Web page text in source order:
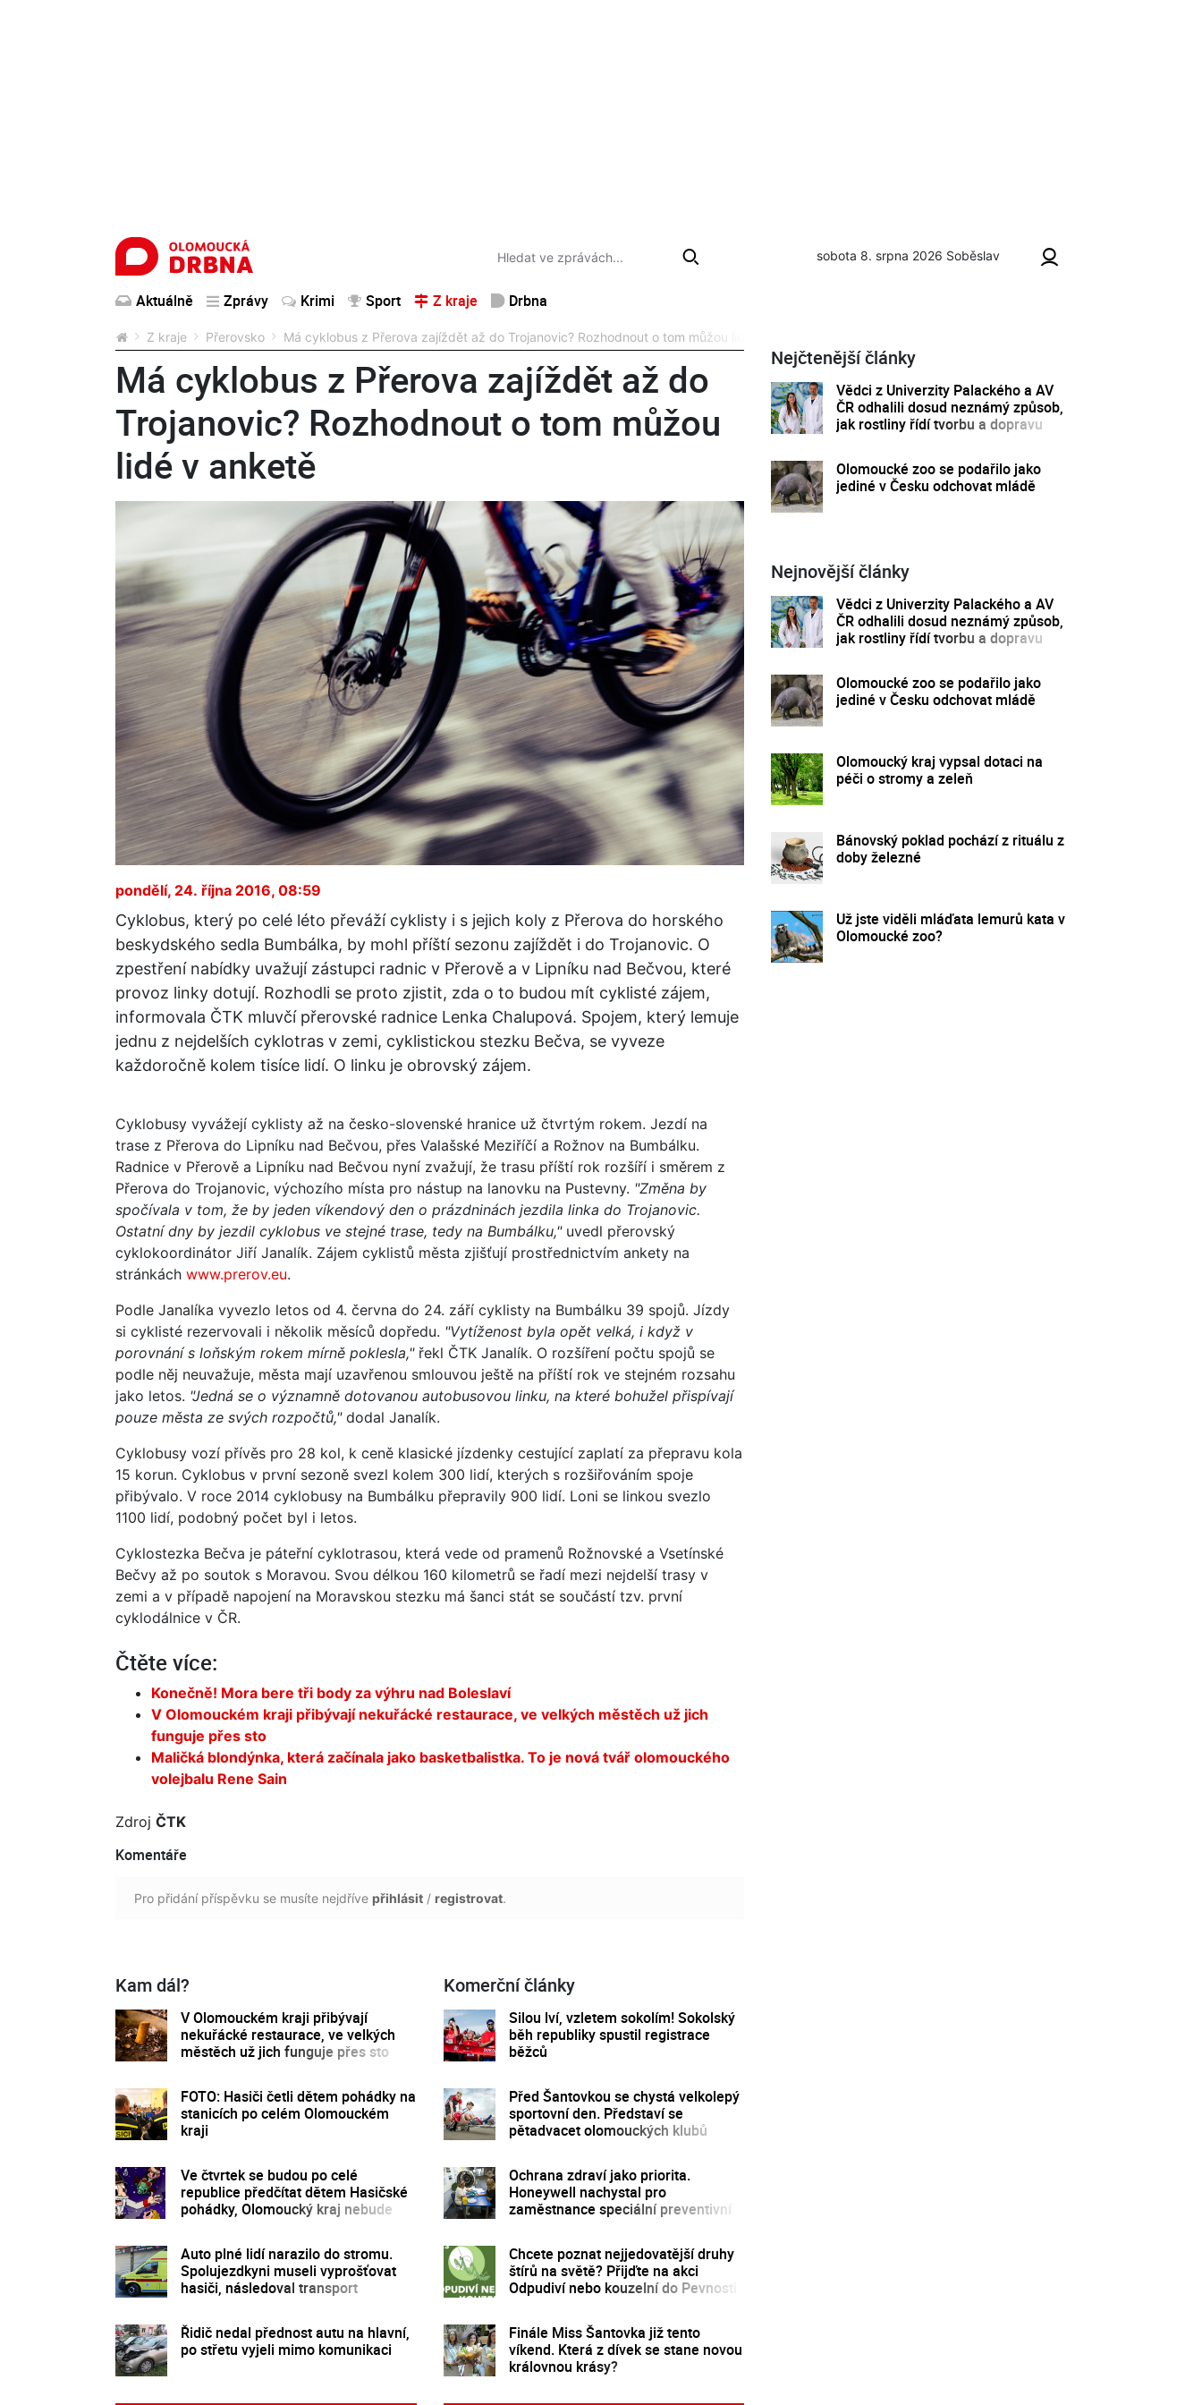
sobota 8. srpna 2026 Soběslav
Aktuálně Zprávy Krimi Sport Z kraje Drbna
Z kraje Přerovsko Má cyklobus z Přerova zajíždět až do Trojanovic? Rozhodnout o tom můžou lidé v anketě
Má cyklobus z Přerova zajíždět až do
Trojanovic? Rozhodnout o tom můžou
lidé v anketě
pondělí, 24. října 2016, 08:59
Cyklobus, který po celé léto převáží cyklisty i s jejich koly z Přerova do horského
beskydského sedla Bumbálka, by mohl příští sezonu zajíždět i do Trojanovic. O
zpestření nabídky uvažují zástupci radnic v Přerově a v Lipníku nad Bečvou, které
provoz linky dotují. Rozhodli se proto zjistit, zda o to budou mít cyklisté zájem,
informovala ČTK mluvčí přerovské radnice Lenka Chalupová. Spojem, který lemuje
jednu z nejdelších cyklotras v zemi, cyklistickou stezku Bečva, se vyveze
každoročně kolem tisíce lidí. O linku je obrovský zájem.
Cyklobusy vyvážejí cyklisty až na česko-slovenské hranice už čtvrtým rokem. Jezdí na
trase z Přerova do Lipníku nad Bečvou, přes Valašské Meziříčí a Rožnov na Bumbálku.
Radnice v Přerově a Lipníku nad Bečvou nyní zvažují, že trasu příští rok rozšíří i směrem z
Přerova do Trojanovic, výchozího místa pro nástup na lanovku na Pustevny. "Změna by
spočívala v tom, že by jeden víkendový den o prázdninách jezdila linka do Trojanovic.
Ostatní dny by jezdil cyklobus ve stejné trase, tedy na Bumbálku,"uvedl přerovský
cyklokoordinátor Jiří Janalík. Zájem cyklistů města zjišťují prostřednictvím ankety na
stránkách www.prerov.eu.
Podle Janalíka vyvezlo letos od 4. června do 24. září cyklisty na Bumbálku 39 spojů. Jízdy
si cyklisté rezervovali i několik měsíců dopředu. "Vytíženost byla opět velká, i když v
porovnání s loňským rokem mírně poklesla,"řekl ČTK Janalík. O rozšíření počtu spojů se
podle něj neuvažuje, města mají uzavřenou smlouvou ještě na příští rok ve stejném rozsahu
jako letos. "Jedná se o významně dotovanou autobusovou linku, na které bohužel přispívají
pouze města ze svých rozpočtů,"dodal Janalík.
Cyklobusy vozí přívěs pro 28 kol, k ceně klasické jízdenky cestující zaplatí za přepravu kola
15 korun. Cyklobus v první sezoně svezl kolem 300 lidí, kterých s rozšiřováním spoje
přibývalo. V roce 2014 cyklobusy na Bumbálku přepravily 900 lidí. Loni se linkou svezlo
1100 lidí, podobný počet byl i letos.
Cyklostezka Bečva je páteřní cyklotrasou, která vede od pramenů Rožnovské a Vsetínské
Bečvy až po soutok s Moravou. Svou délkou 160 kilometrů se řadí mezi nejdelší trasy v
zemi a v případě napojení na Moravskou stezku má šanci stát se součástí tzv. první
cyklodálnice v ČR.
Čtěte více:
Konečně! Mora bere tři body za výhru nad Boleslaví
V Olomouckém kraji přibývají nekuřácké restaurace, ve velkých městěch už jich
funguje přes sto
Maličká blondýnka, která začínala jako basketbalistka. To je nová tvář olomouckého
volejbalu Rene Sain
Zdroj ČTK
Komentáře
Pro přidání příspěvku se musíte nejdříve přihlásit / registrovat.
Kam dál?
V Olomouckém kraji přibývají
nekuřácké restaurace, ve velkých
městěch už jich funguje přes sto
FOTO: Hasiči četli dětem pohádky na
stanicích po celém Olomouckém
kraji
Ve čtvrtek se budou po celé
republice předčítat dětem Hasičské
pohádky, Olomoucký kraj nebude
Auto plné lidí narazilo do stromu.
Spolujezdkyni museli vyprošťovat
hasiči, následoval transport
Řidič nedal přednost autu na hlavní,
po střetu vyjeli mimo komunikaci
Komerční články
Silou lví, vzletem sokolím! Sokolský
běh republiky spustil registrace
běžců
Před Šantovkou se chystá velkolepý
sportovní den. Představí se
pětadvacet olomouckých klubů
Ochrana zdraví jako priorita.
Honeywell nachystal pro
zaměstnance speciální preventivní
Chcete poznat nejjedovatější druhy
štírů na světě? Přijďte na akci
Odpudiví nebo kouzelní do Pevnosti
Finále Miss Šantovka již tento
víkend. Která z dívek se stane novou
královnou krásy?
Nejčtenější články
Vědci z Univerzity Palackého a AV
ČR odhalili dosud neznámý způsob,
jak rostliny řídí tvorbu a dopravu
Olomoucké zoo se podařilo jako
jediné v Česku odchovat mládě
Nejnovější články
Vědci z Univerzity Palackého a AV
ČR odhalili dosud neznámý způsob,
jak rostliny řídí tvorbu a dopravu
Olomoucké zoo se podařilo jako
jediné v Česku odchovat mládě
Olomoucký kraj vypsal dotaci na
péči o stromy a zeleň
Bánovský poklad pochází z rituálu z
doby železné
Už jste viděli mláďata lemurů kata v
Olomoucké zoo?